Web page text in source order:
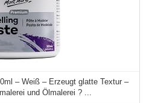
– Weiß – Erzeugt glatte Textur –
und Ölmalerei ? ...